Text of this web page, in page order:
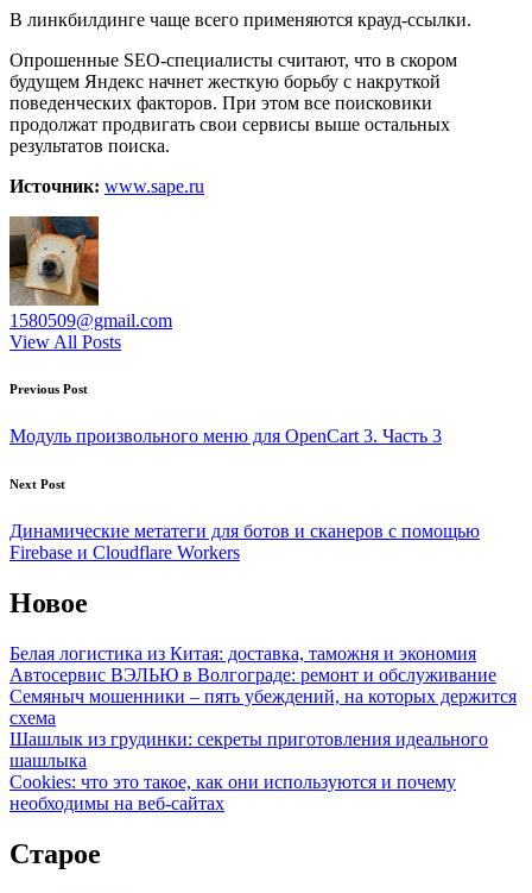
В линкбилдинге чаще всего применяются крауд-ссылки.
Опрошенные SEO-специалисты считают, что в скором
будущем Яндекс начнет жесткую борьбу с накруткой
поведенческих факторов. При этом все поисковики
продолжат продвигать свои сервисы выше остальных
результатов поиска.
Источник: www.sape.ru
1580509@gmail.com
View All Posts
Post
navigation
Previous Post
Модуль произвольного меню для OpenCart 3. Часть 3
Next Post
Динамические метатеги для ботов и сканеров с помощью
Firebase и Cloudflare Workers
Новое
Белая логистика из Китая: доставка, таможня и экономия
Автосервис ВЭЛЬЮ в Волгограде: ремонт и обслуживание
Семяныч мошенники – пять убеждений, на которых держится
схема
Шашлык из грудинки: секреты приготовления идеального
шашлыка
Cookies: что это такое, как они используются и почему
необходимы на веб-сайтах
Старое